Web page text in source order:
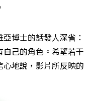
博士的話發人深省：
己的角色。希望若干
地說，影片所反映的